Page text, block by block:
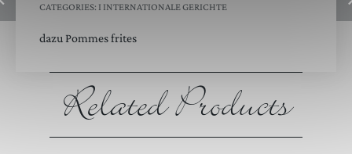
CATEGORIES: I INTERNATIONALE GERICHTE
dazu Pommes frites
Related Products